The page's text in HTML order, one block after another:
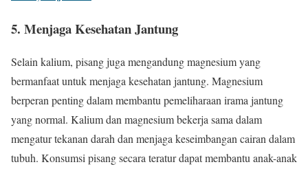
5. Menjaga Kesehatan Jantung
Selain kalium, pisang juga mengandung magnesium yang
bermanfaat untuk menjaga kesehatan jantung. Magnesium
berperan penting dalam membantu pemeliharaan irama jantung
yang normal. Kalium dan magnesium bekerja sama dalam
mengatur tekanan darah dan menjaga keseimbangan cairan dalam
tubuh. Konsumsi pisang secara teratur dapat membantu anak-anak